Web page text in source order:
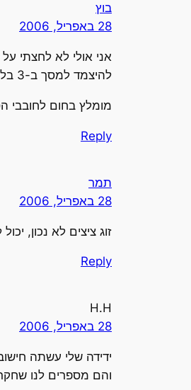
בוץ
28 באפריל, 2006
להיצמד למסך ב-3 בלילה אחרי מעט מאוד שינה בלילה הקודם.
מומלץ בחום לחובבי
Reply
תמר
28 באפריל, 2006
זוג ציצים לא נכון,
Reply
H.H
28 באפריל, 2006
ידידה שלי עשתה
והם מספרים לנו